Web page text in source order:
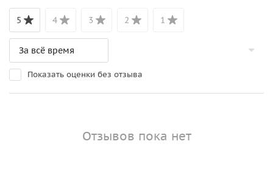
5 4 3 2 1
Показать оценки без отзыва
Отзывов пока нет